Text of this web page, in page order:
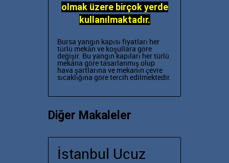
olmak üzere birçok yerde
kullanılmaktadır.
Bursa yangın kapısı fiyatları her
türlü mekân ve koşullara göre
değişir. Bu yangın kapıları her türlü
mekana göre tasarlanmış olup
hava şartlarına ve mekanın çevre
sıcaklığına göre tercih edilmektedir.
Diğer Makaleler
İstanbul Ucuz